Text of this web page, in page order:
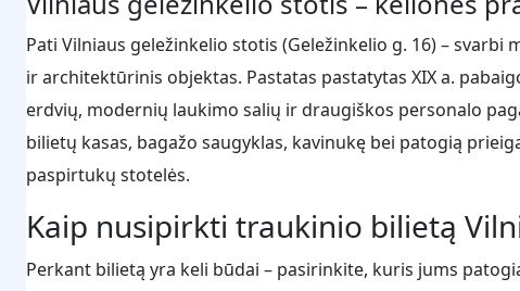
Pati Vilniaus geležinkelio stotis (Geležinkelio g. 16) –
ir architektūrinis objektas. Pastatas pastatytas XIX a.
erdvių, modernių laukimo salių ir draugiškos personalo
bilietų kasas, bagažo saugyklas, kavinukę bei patogią
paspirtukų stotelės.
Kaip nusipirkti traukinio bilietą
Perkant bilietą yra keli būdai – pasirinkite, kuris jums